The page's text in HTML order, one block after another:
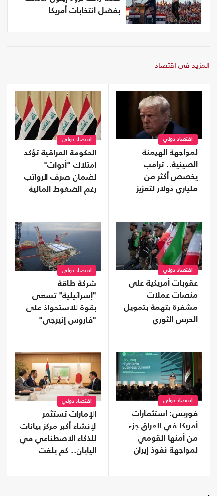
بفضل انتخابات أمريكا
المزيد في اقتصاد
اقتصاد دولي
لمواجهة الهيمنة
الصينية.. ترامب
يخصص أكثر من
ملياري دولار لتعزيز
اقتصاد دولي
الحكومة العراقية تؤكد
امتلاك "أدوات"
لضمان صرف الرواتب
رغم الضغوط المالية
اقتصاد دولي
عقوبات أمريكية على
منصات عملات
مشفرة بتهمة بتمويل
الحرس الثوري
اقتصاد دولي
شركة طاقة
"إسرائيلية" تسعى
بقوة للاستحواذ على
"فاروس إنيرجي"
اقتصاد دولي
فوربس: استثمارات
أمريكا في العراق جزء
من أمنها القومي
لمواجهة نفوذ إيران
اقتصاد دولي
الإمارات تستثمر
لإنشاء أكبر مركز بيانات
للذكاء الاصطناعي في
اليابان.. كم بلغت